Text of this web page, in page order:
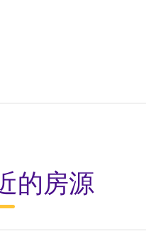
的房源